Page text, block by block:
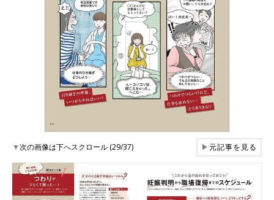
▼次の画像は下へスクロール (29/37) ▶元記事を見る